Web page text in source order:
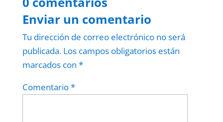
Enviar un comentario
Tu dirección de correo electrónico no será
publicada. Los campos obligatorios están
marcados con *
Comentario*